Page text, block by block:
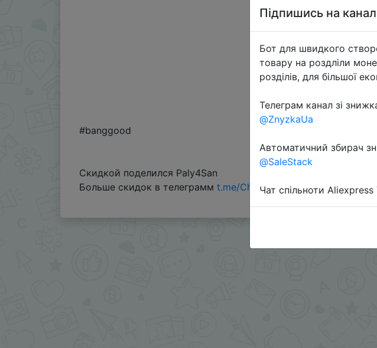
#banggood
Скидкой поделился Paly4San
Больше скидок в телеграмм t.me/ChinaGoodBuy
Підпишись на
Бот для швидкого
товару на роздліли
розділів, для більшої
Телеграм канал зі
@ZnyzkaUa
Автоматичний збирач
@SaleStack
Чат спільноти Aliexpress